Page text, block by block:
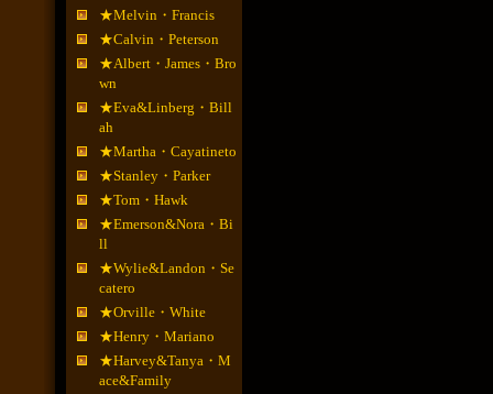
★Melvin・Francis
★Calvin・Peterson
★Albert・James・Bro
wn
★Eva&Linberg・Bill
ah
★Martha・Cayatineto
★Stanley・Parker
★Tom・Hawk
★Emerson&Nora・Bi
ll
★Wylie&Landon・Se
catero
★Orville・White
★Henry・Mariano
★Harvey&Tanya・M
ace&Family